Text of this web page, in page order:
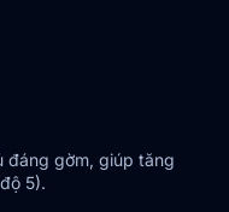
đáng gờm, giúp tăng
5).